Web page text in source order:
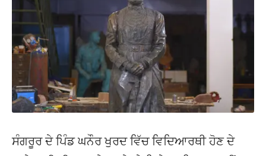
ਸੰਗਰੂਰ ਦੇ ਪਿੰਡ ਘਨੌਰ ਖੁਰਦ ਵਿੱਚ ਵਿਦਿਆਰਥੀ ਹੋਣ ਦੇ